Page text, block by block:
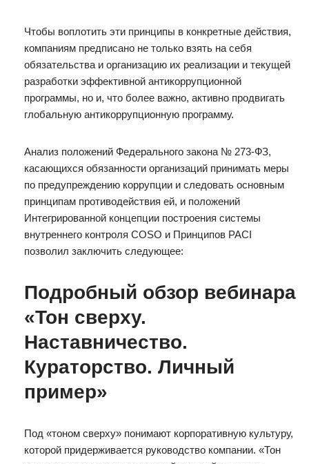
Чтобы воплотить эти принципы в конкретные действия,
компаниям предписано не только взять на себя
обязательства и организацию их реализации и текущей
разработки эффективной антикоррупционной
программы, но и, что более важно, активно продвигать
глобальную антикоррупционную программу.
Анализ положений Федерального закона № 273-ФЗ,
касающихся обязанности организаций принимать меры
по предупреждению коррупции и следовать основным
принципам противодействия ей, и положений
Интегрированной концепции построения системы
внутреннего контроля COSO и Принципов PACI
позволил заключить следующее:
Подробный обзор вебинара
«Тон сверху.
Наставничество.
Кураторство. Личный
пример»
Под «тоном сверху» понимают корпоративную культуру,
которой придерживается руководство компании. «Тон